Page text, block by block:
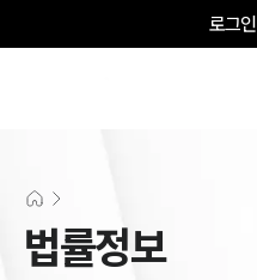
로그인
법률정보